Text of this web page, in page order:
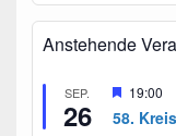
Anstehende
SEP.
26
H
r
19:00
58.